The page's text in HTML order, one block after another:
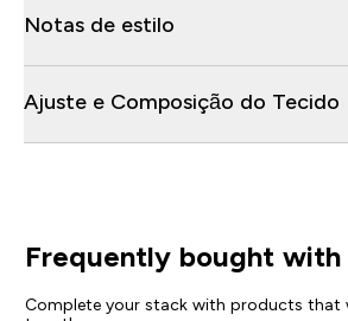
Notas de estilo
Ajuste e Composição do Tecido
Frequently bought with
Complete your stack with products that